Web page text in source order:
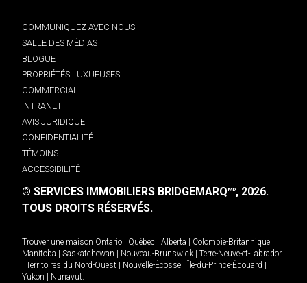
COMMUNIQUEZ AVEC NOUS
SALLE DES MÉDIAS
BLOGUE
PROPRIÉTÉS LUXUEUSES
COMMERCIAL
INTRANET
AVIS JURIDIQUE
CONFIDENTIALITÉ
TÉMOINS
ACCESSIBILITÉ
© SERVICES IMMOBILIERS BRIDGEMARQMD, 2026.
TOUS DROITS RÉSERVÉS.
Trouver une maison Ontario Québec Alberta Colombie-Britannique
Manitoba
Saskatchewan Nouveau-Brunswick
Terre-Neuve-et-Labrador
Territoires du Nord-Ouest Nouvelle-Écosse Île-du-Prince-Édouard
Yukon
Nunavut.